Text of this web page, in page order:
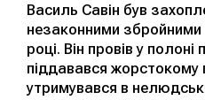
Василь Савін був
незаконними
році. Він провів у
піддавався
утримувався в